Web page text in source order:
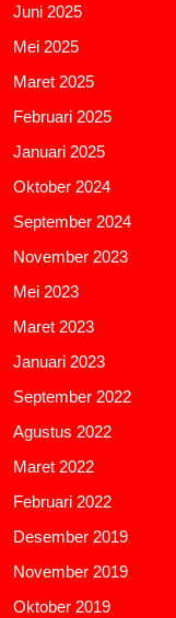
Juni 2025
Mei 2025
Maret 2025
Februari 2025
Januari 2025
Oktober 2024
September 2024
November 2023
Mei 2023
Maret 2023
Januari 2023
September 2022
Agustus 2022
Maret 2022
Februari 2022
Desember 2019
November 2019
Oktober 2019